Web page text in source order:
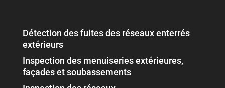
Détection des fuites des réseaux enterrés
extérieurs
Inspection des menuiseries extérieures,
façades et soubassements